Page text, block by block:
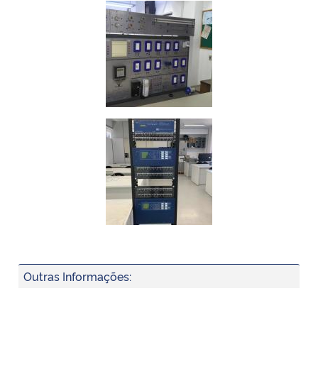
Outras Informações: